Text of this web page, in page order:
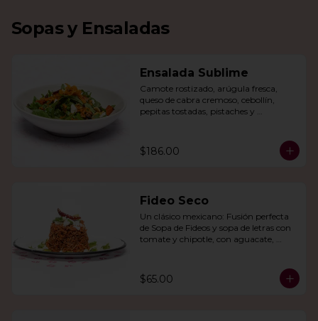
Sopas y Ensaladas
Ensalada Sublime
Camote rostizado, arúgula fresca,
queso de cabra cremoso, cebollín,
pepitas tostadas, pistaches y
$186.00
Fideo Seco
Un clásico mexicano: Fusión perfecta
de Sopa de Fideos y sopa de letras con
tomate y chipotle, con aguacate,
$65.00